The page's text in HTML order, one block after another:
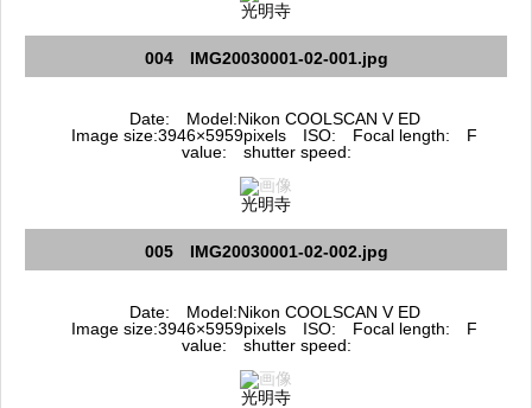
光明寺
004 IMG20030001-02-001.jpg
Date: Model:Nikon COOLSCAN V ED
Image size:3946×5959pixels ISO: Focal length: F
value: shutter speed:
光明寺
005 IMG20030001-02-002.jpg
Date: Model:Nikon COOLSCAN V ED
Image size:3946×5959pixels ISO: Focal length: F
value: shutter speed:
光明寺